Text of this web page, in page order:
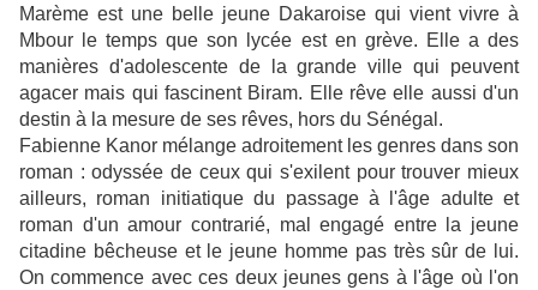
Marème est une belle jeune Dakaroise qui vient vivre à
Mbour le temps que son lycée est en grève. Elle a des
manières d'adolescente de la grande ville qui peuvent
agacer mais qui fascinent Biram. Elle rêve elle aussi d'un
destin à la mesure de ses rêves, hors du Sénégal.
Fabienne Kanor mélange adroitement les genres dans son
roman : odyssée de ceux qui s'exilent pour trouver mieux
ailleurs, roman initiatique du passage à l'âge adulte et
roman d'un amour contrarié, mal engagé entre la jeune
citadine bêcheuse et le jeune homme pas très sûr de lui.
On commence avec ces deux jeunes gens à l'âge où l'on